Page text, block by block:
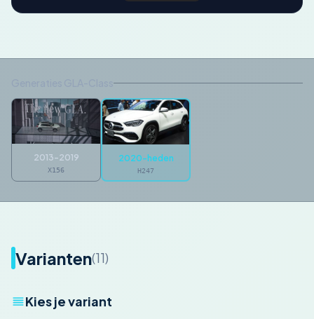
2013-2019
X156
2020-heden
H247
Varianten(11)
Kies je variant